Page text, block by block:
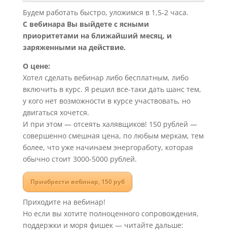
Будем работать быстро, уложимся в 1,5-2 часа.
С вебинара Вы выйдете с ясными
приоритетами на ближайший месяц, и
заряженными на действие.
О цене:
Хотел сделать вебинар либо бесплатным, либо
включить в курс. Я решил все-таки дать шанс тем,
у кого нет возможности в курсе участвовать, но
двигаться хочется.
И при этом — отсеять халявщиков! 150 рублей —
совершенно смешная цена, по любым меркам, тем
более, что уже начинаем энергоработу, которая
обычно стоит 3000-5000 рублей.
Приобрести вебинар, 150 руб
Приходите на вебинар!
Но если вы хотите полноценного сопровождения,
поддержки и моря фишек — читайте дальше: